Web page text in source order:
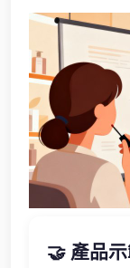
🤝 產品